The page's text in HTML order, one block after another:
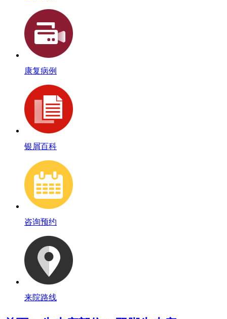
康复病例
银屑百科
咨询预约
来院路线